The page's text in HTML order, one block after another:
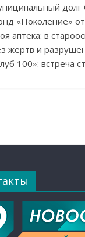
долг
«Поколение»
аптека: в
жертв и
100»: встреча